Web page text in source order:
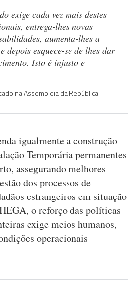
exige cada vez mais destes
entrega-lhes novas
aumenta-lhes a
depois esquece-se de lhes dar
Isto é injusto e
na Assembleia da República
igualmente a construção
Temporária permanentes
assegurando melhores
dos processos de
estrangeiros em situação
o reforço das políticas
exige meios humanos,
operacionais